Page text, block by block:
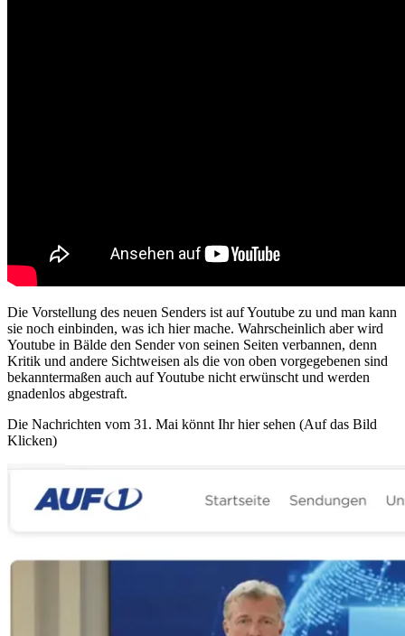
Die Vorstellung des neuen Senders ist auf Youtube zu und man kann
sie noch einbinden, was ich hier mache. Wahrscheinlich aber wird
Youtube in Bälde den Sender von seinen Seiten verbannen, denn
Kritik und andere Sichtweisen als die von oben vorgegebenen sind
bekanntermaßen auch auf Youtube nicht erwünscht und werden
gnadenlos abgestraft.
Die Nachrichten vom 31. Mai könnt Ihr hier sehen (Auf das Bild
Klicken)